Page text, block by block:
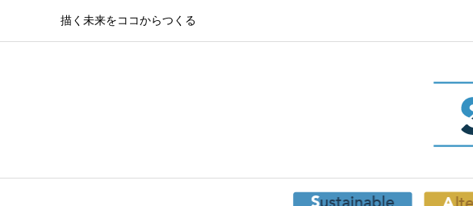
描く未来をココからつくる